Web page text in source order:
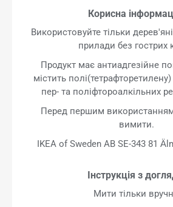
Корисна
Використовуйте тільки
прилади без гострих
Продукт має антиадгезійне
містить
пер- та поліфтороалкільних
Перед першим
вимити.
IKEA of Sweden AB SE-343 81
Інструкція з
Мити тільки